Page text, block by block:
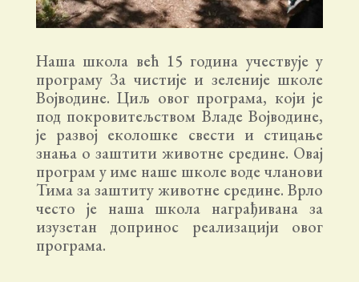
Наша школа већ 15 година учествује у
програму За чистије и зеленије школе
Војводине. Циљ овог програма, који је
под покровитељством Владе Војводине,
је развој еколошке свести и стицање
знања о заштити животне средине. Овај
програм у име наше школе воде чланови
Тима за заштиту животне средине. Врло
често је наша школа награђивана за
изузетан допринос реализацији овог
програма.